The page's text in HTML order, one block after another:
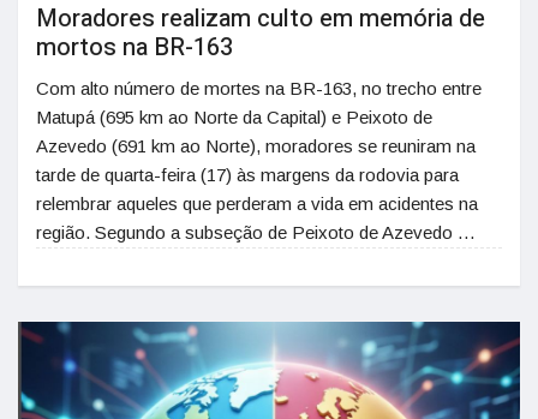
Moradores realizam culto em memória de
mortos na BR-163
Com alto número de mortes na BR-163, no trecho entre
Matupá (695 km ao Norte da Capital) e Peixoto de
Azevedo (691 km ao Norte), moradores se reuniram na
tarde de quarta-feira (17) às margens da rodovia para
relembrar aqueles que perderam a vida em acidentes na
região. Segundo a subseção de Peixoto de Azevedo …